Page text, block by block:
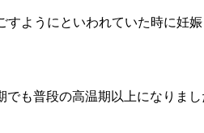
ようにといわれていた時に妊娠
も普段の高温期以上になりま